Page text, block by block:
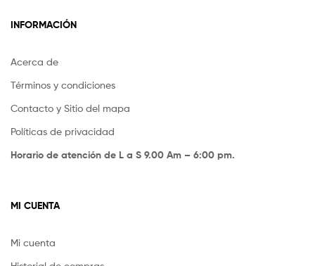
INFORMACIÓN
Acerca de
Términos y condiciones
Contacto y Sitio del mapa
Políticas de privacidad
Horario de atención de L a S 9.00 Am – 6:00 pm.
MI CUENTA
Mi cuenta